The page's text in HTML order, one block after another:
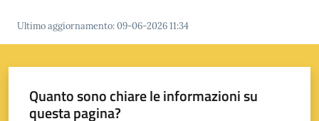
Servizi
Vivere
Sassuolo
Menu selezionato
Ultimo aggiornamento:09-06-2026 11:34
Quanto sono chiare le informazioni su
questa pagina?